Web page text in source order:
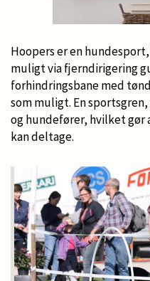
Hoopers er en
muligt via fjerndirigering
forhindringsbane med
som muligt. En
og hundefører, hvilket gør
kan deltage.